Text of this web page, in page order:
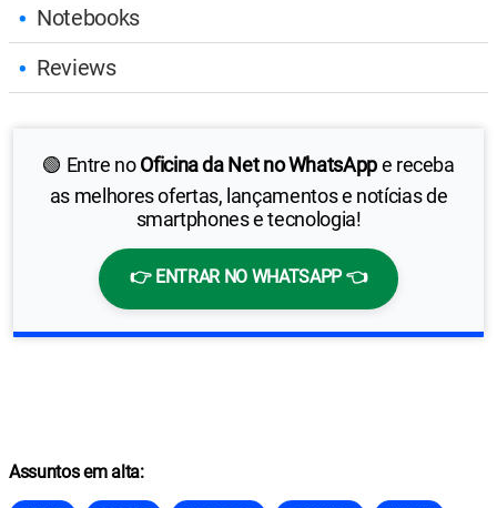
Notebooks
Reviews
🟢 Entre noOficina da Net no WhatsAppe receba
as melhores ofertas, lançamentos e notícias de
smartphones e tecnologia!
👉 ENTRAR NO WHATSAPP 👈
Assuntos em alta: